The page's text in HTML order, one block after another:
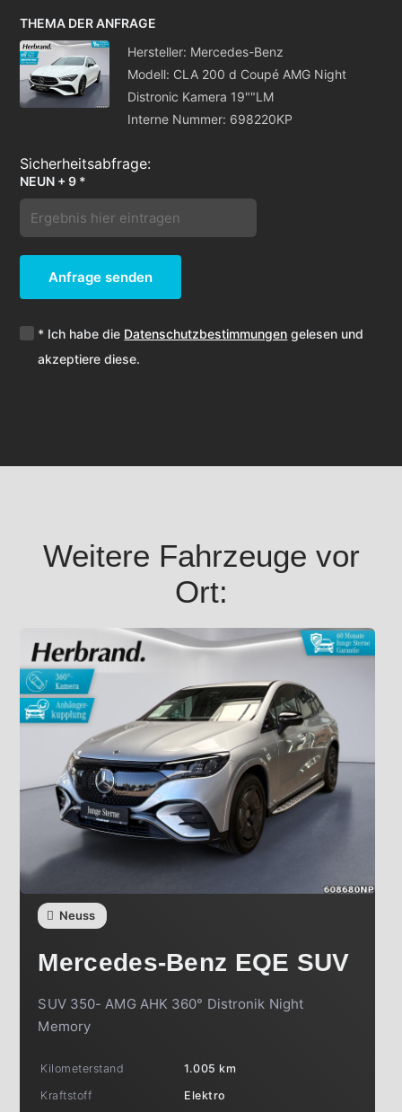
THEMA DER ANFRAGE
Hersteller: Mercedes-Benz
Modell: CLA 200 d Coupé AMG Night
Distronic Kamera 19""LM
Interne Nummer: 698220KP
NEUN + 9 *
Anfrage senden
* Ich habe die Datenschutzbestimmungen gelesen und
akzeptiere diese.
Weitere Fahrzeuge vor
Ort:
Neuss
Mercedes-Benz EQE SUV
SUV 350- AMG AHK 360° Distronik Night
Memory
Kilometerstand
1.005 km
Kraftstoff
Elektro